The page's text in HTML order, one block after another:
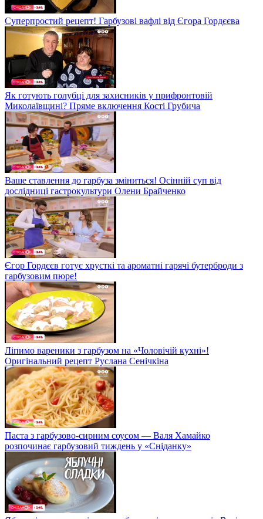
Суперпростий рецепт! Гарбузові вафлі від Єгора Гордєєва
Як готують голубці для захисників у прифронтовій
Миколаївщині? Пряме включення Кості Грубича
Ваше ставлення до гарбуза зміниться! Осінній суп від
дослідниці гастрокультури Олени Брайченко
Єгор Гордєєв готує хрусткі та ароматні гарячі бутерброди з
гарбузовим пюре!
Ліпимо вареники з гарбузом на «Чоловічій кухні»!
Оригінальний рецепт Руслана Сенічкіна
Паста з гарбузово-сирним соусом — Валя Хамайко
розпочинає гарбузовий тиждень у «Сніданку»